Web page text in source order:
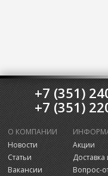
+7 (351)
+7 (351)
О КОМПАНИИ
Новости
Статьи
Вакансии
Акции
Доставка
Вопрос-